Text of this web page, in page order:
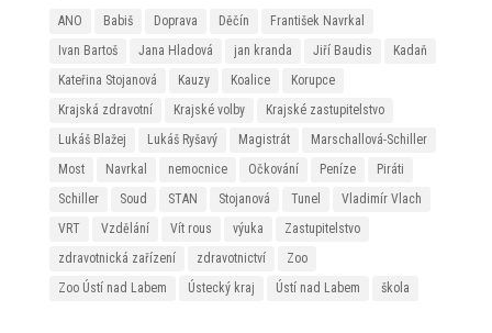
ANO Babiš Doprava Děčín
František Navrkal
Ivan Bartoš
Jana Hladová jan kranda Jiří Baudis
Kadaň
Kateřina Stojanová
Kauzy Koalice
Korupce
Krajská zdravotní
Krajské volby
Krajské zastupitelstvo
Lukáš Blažej
Lukáš Ryšavý Magistrát
Marschallová-Schiller
Most
Navrkal nemocnice Očkování Peníze
Piráti
Schiller
Soud STAN Stojanová Tunel
Vladimír Vlach
VRT
Vzdělání Vít rous výuka
Zastupitelstvo
zdravotnická zařízení
zdravotnictví
Zoo
Zoo Ústí nad Labem
Ústecký kraj Ústí nad Labem škola